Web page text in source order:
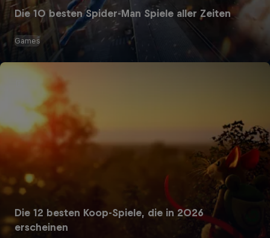
Die 10 besten Spider-Man Spiele aller Zeiten
Games
Die 12 besten Koop-Spiele, die in 2026
erscheinen